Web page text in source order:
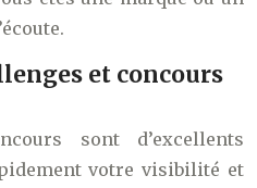
et concours
sont d’excellents
votre visibilité et